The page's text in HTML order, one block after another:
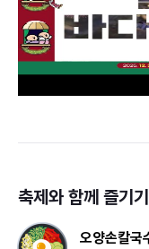
축제와 함께 즐기
오양손칼국